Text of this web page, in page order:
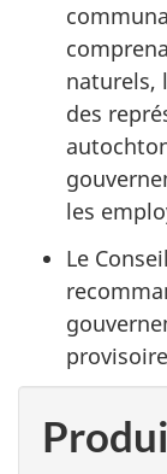
naturels,
des
les
Le